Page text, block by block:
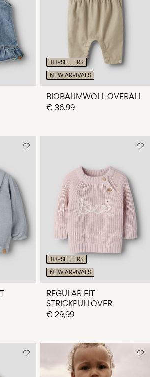
TOPSELLERS
NEW ARRIVALS
BIOBAUMWOLL OVERALL
€ 36,99
TOPSELLERS
NEW ARRIVALS
REGULAR FIT
STRICKPULLOVER
€ 29,99